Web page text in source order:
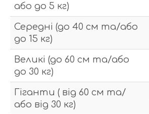
або до 5 кг)
Середні (до 40 см та/або
до 15 кг)
Великі (до 60 см та/або
до 30 кг)
Гіганти ( від 60 см та/
або від 30 кг)